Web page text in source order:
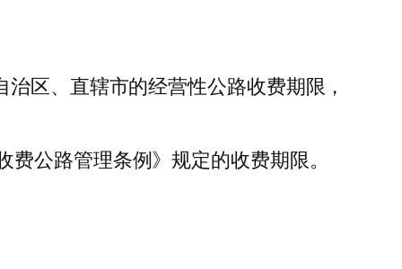
区、直辖市的经营性公路收费期限，
公路管理条例》规定的收费期限。